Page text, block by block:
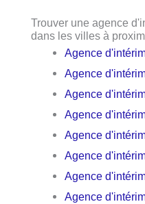
Trouver une agence
dans les villes à
Agence
Agence
Agence
Agence
Agence
Agence
Agence
Agence